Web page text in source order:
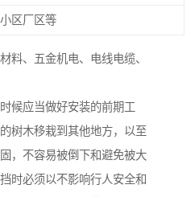
区厂区等
料、五金机电、电线电缆、
候应当做好安装的前期工
树木移栽到其他地方，以至
，不容易被倒下和避免被大
时必须以不影响行人安全和